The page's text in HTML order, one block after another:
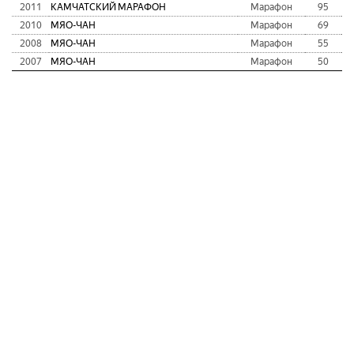
2011
КАМЧАТСКИЙ МАРАФОН Марафон 95
2010
МЯО-ЧАН Марафон 69
2008
МЯО-ЧАН Марафон 55
2007
МЯО-ЧАН Марафон 50